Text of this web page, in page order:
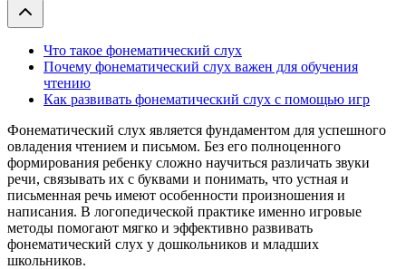
Что такое фонематический слух
Почему фонематический слух важен для обучения
чтению
Как развивать фонематический слух с помощью игр
Фонематический слух является фундаментом для успешного
овладения чтением и письмом. Без его полноценного
формирования ребенку сложно научиться различать звуки
речи, связывать их с буквами и понимать, что устная и
письменная речь имеют особенности произношения и
написания. В логопедической практике именно игровые
методы помогают мягко и эффективно развивать
фонематический слух у дошкольников и младших
школьников.